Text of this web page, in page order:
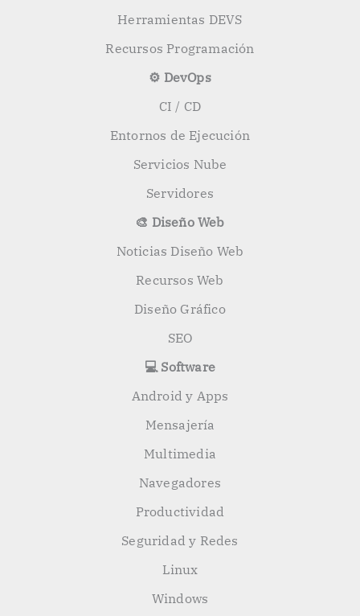
Herramientas DEVS
Recursos Programación
⚙️ DevOps
CI / CD
Entornos de Ejecución
Servicios Nube
Servidores
🎨 Diseño Web
Noticias Diseño Web
Recursos Web
Diseño Gráfico
SEO
💻 Software
Android y Apps
Mensajería
Multimedia
Navegadores
Productividad
Seguridad y Redes
Linux
Windows